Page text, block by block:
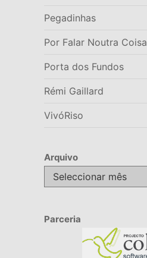
Pegadinhas
Por Falar Noutra Coisa
Porta dos Fundos
Rémi Gaillard
VivóRiso
Arquivo
Arquivo
Parceria